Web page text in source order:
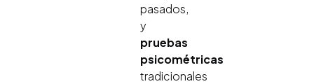
pasados,
y
pruebas
psicométricas
tradicionales